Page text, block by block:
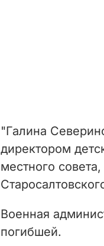
"Галина
директором
местного
Военная
погибшей.